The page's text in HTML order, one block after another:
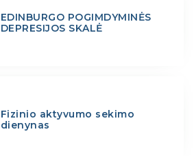
EDINBURGO POGIMDYMINĖS
DEPRESIJOS SKALĖ
Fizinio aktyvumo sekimo
dienynas